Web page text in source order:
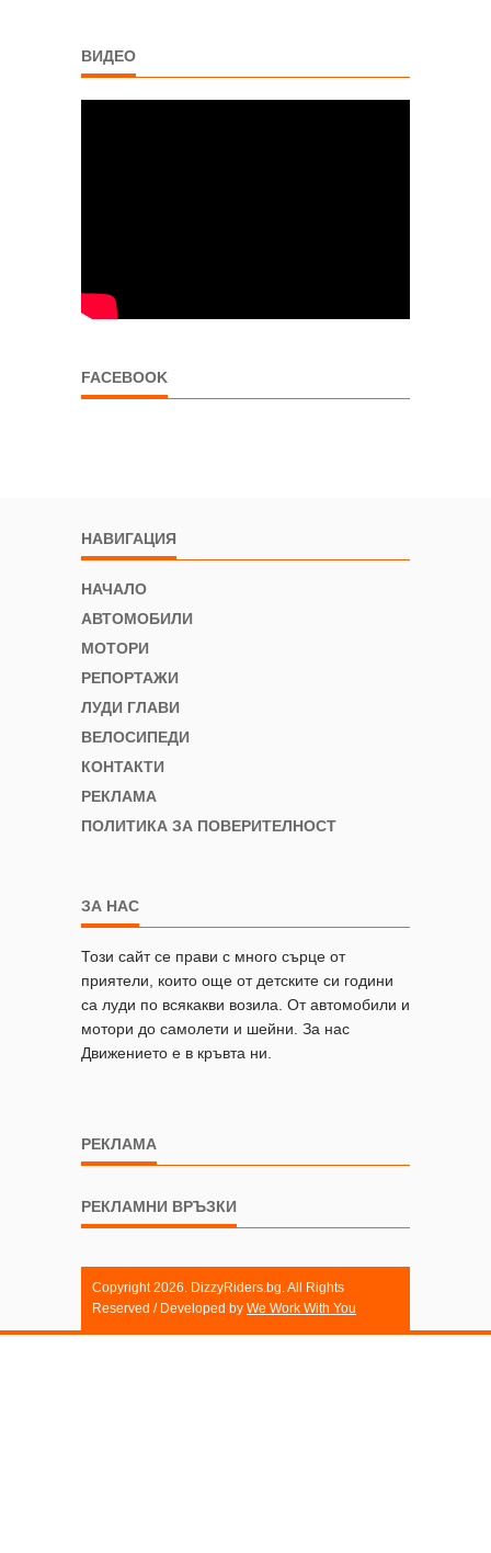
ВИДЕО
FACEBOOK
НАВИГАЦИЯ
НАЧАЛО
АВТОМОБИЛИ
МОТОРИ
РЕПОРТАЖИ
ЛУДИ ГЛАВИ
ВЕЛОСИПЕДИ
КОНТАКТИ
РЕКЛАМА
ПОЛИТИКА ЗА ПОВЕРИТЕЛНОСТ
ЗА НАС
Този сайт се прави с много сърце от
приятели, които още от детските си години
са луди по всякакви возила. От автомобили и
мотори до самолети и шейни. За нас
Движението е в кръвта ни.
РЕКЛАМА
РЕКЛАМНИ ВРЪЗКИ
Copyright 2026. DizzyRiders.bg. All Rights
Reserved / Developed by We Work With You